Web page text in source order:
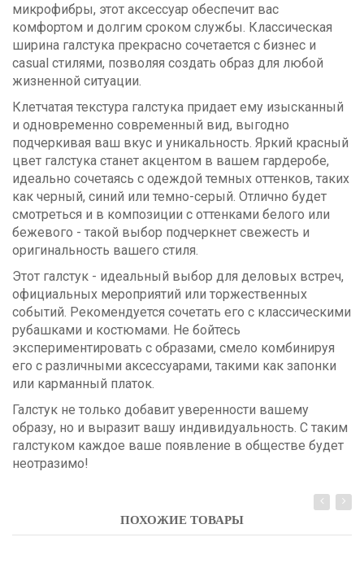
микрофибры, этот аксессуар обеспечит вас
комфортом и долгим сроком службы. Классическая
ширина галстука прекрасно сочетается с бизнес и
casual стилями, позволяя создать образ для любой
жизненной ситуации.
Клетчатая текстура галстука придает ему изысканный
и одновременно современный вид, выгодно
подчеркивая ваш вкус и уникальность. Яркий красный
цвет галстука станет акцентом в вашем гардеробе,
идеально сочетаясь с одеждой темных оттенков, таких
как черный, синий или темно-серый. Отлично будет
смотреться и в композиции с оттенками белого или
бежевого - такой выбор подчеркнет свежесть и
оригинальность вашего стиля.
Этот галстук - идеальный выбор для деловых встреч,
официальных мероприятий или торжественных
событий. Рекомендуется сочетать его с классическими
рубашками и костюмами. Не бойтесь
экспериментировать с образами, смело комбинируя
его с различными аксессуарами, такими как запонки
или карманный платок.
Галстук не только добавит уверенности вашему
образу, но и выразит вашу индивидуальность. С таким
галстуком каждое ваше появление в обществе будет
неотразимо!
ПОХОЖИЕ ТОВАРЫ